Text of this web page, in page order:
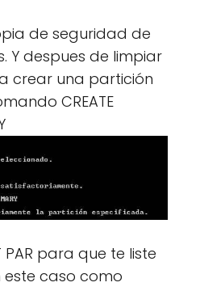
de seguridad de
Y despues de limpiar
crear una partición
CREATE
PAR para que te liste
este caso como